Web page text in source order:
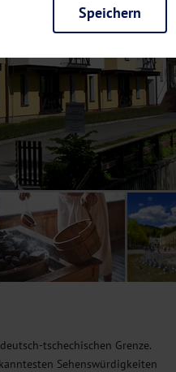
tschechischen Grenze.
Sehenswürdigkeiten
beispielsweise
Seite schneller zur Verfügung zu
wir anonymisierte Daten für
bestimmter Seiten unseres
Durch diese Dienste
Hinweise zu der Verarbeitung
Cookie-Einstellungen
widerrufen.
zu Ihren Interessen anzuzeigen.
Speichern